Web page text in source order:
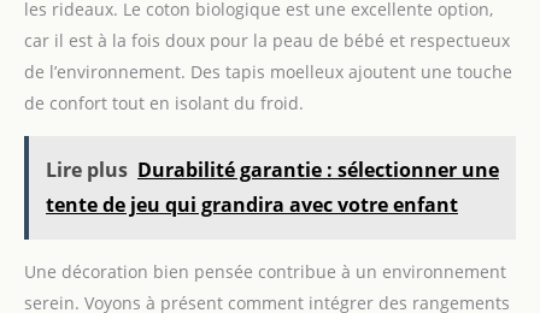
les rideaux. Le coton biologique est une excellente option,
car il est à la fois doux pour la peau de bébé et respectueux
de l’environnement. Des tapis moelleux ajoutent une touche
de confort tout en isolant du froid.
Lire plus Durabilité garantie : sélectionner une
tente de jeu qui grandira avec votre enfant
Une décoration bien pensée contribue à un environnement
serein. Voyons à présent comment intégrer des rangements